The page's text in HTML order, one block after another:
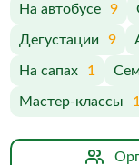
На автобусе 9
Дегустации 9
На сапах 1
Мастер-классы 1